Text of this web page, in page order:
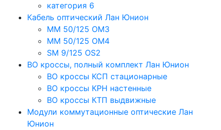
категория 6
Кабель оптический Лан Юнион
MM 50/125 OM3
MM 50/125 OM4
SM 9/125 OS2
ВО кроссы, полный комплект Лан Юнион
ВО кроссы КСП стационарные
ВО кроссы КРН настенные
ВО кроссы КТП выдвижные
Модули коммутационные оптические Лан
Юнион